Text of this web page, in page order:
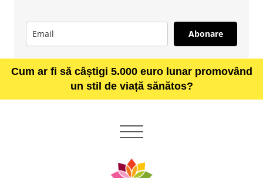
Abonare
Cum ar fi să câștigi 5.000 euro lunar promovând
un stil de viață sănătos?